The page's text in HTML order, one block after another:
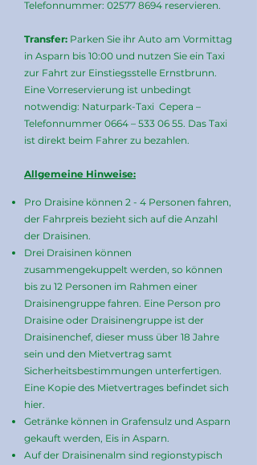
Telefonnummer: 02577 8694 reservieren.
Transfer: Parken Sie ihr Auto am Vormittag
in Asparn bis 10:00 und nutzen Sie ein Taxi
zur Fahrt zur Einstiegsstelle Ernstbrunn.
Eine Vorreservierung ist unbedingt
notwendig: Naturpark-Taxi Cepera –
Telefonnummer 0664 – 533 06 55. Das Taxi
ist direkt beim Fahrer zu bezahlen.
Allgemeine Hinweise:
Pro Draisine können 2 - 4 Personen fahren,
der Fahrpreis bezieht sich auf die Anzahl
der Draisinen.
Drei Draisinen können
zusammengekuppelt werden, so können
bis zu 12 Personen im Rahmen einer
Draisinengruppe fahren. Eine Person pro
Draisine oder Draisinengruppe ist der
Draisinenchef, dieser muss über 18 Jahre
sein und den Mietvertrag samt
Sicherheitsbestimmungen unterfertigen.
Eine Kopie des Mietvertrages befindet sich
hier.
Getränke können in Grafensulz und Asparn
gekauft werden, Eis in Asparn.
Auf der Draisinenalm sind regionstypisch